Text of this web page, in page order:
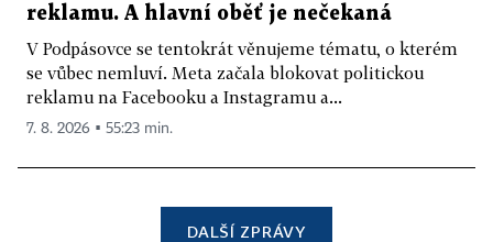
reklamu. A hlavní oběť je nečekaná
V Podpásovce se tentokrát věnujeme tématu, o kterém
se vůbec nemluví. Meta začala blokovat politickou
reklamu na Facebooku a Instagramu a...
7. 8. 2026 ▪ 55:23 min.
DALŠÍ ZPRÁVY